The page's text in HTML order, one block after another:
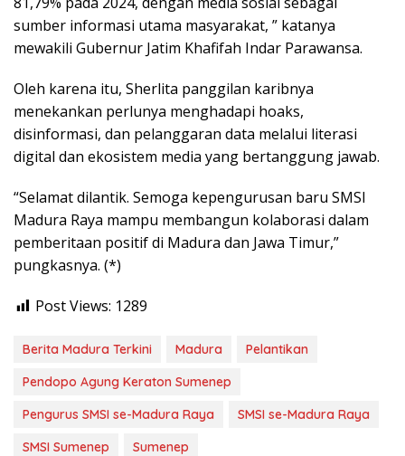
sumber informasi utama masyarakat, ” katanya
mewakili Gubernur Jatim Khafifah Indar Parawansa.
Oleh karena itu, Sherlita panggilan karibnya
menekankan perlunya menghadapi hoaks,
disinformasi, dan pelanggaran data melalui literasi
digital dan ekosistem media yang bertanggung jawab.
“Selamat dilantik. Semoga kepengurusan baru SMSI
Madura Raya mampu membangun kolaborasi dalam
pemberitaan positif di Madura dan Jawa Timur,”
pungkasnya. (*)
Post Views: 1289
Berita Madura Terkini Madura
Pelantikan
Pendopo Agung Keraton Sumenep
Pengurus SMSI se-Madura Raya
SMSI se-Madura Raya
SMSI Sumenep
Sumenep